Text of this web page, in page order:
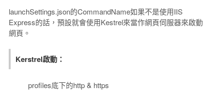
launchSettings.json的CommandName如果不是使用IIS
Express的話，預設就會使用Kestrel來當作網頁伺服器來啟動
網頁。
Kerstrel啟動：
profiles底下的http & https